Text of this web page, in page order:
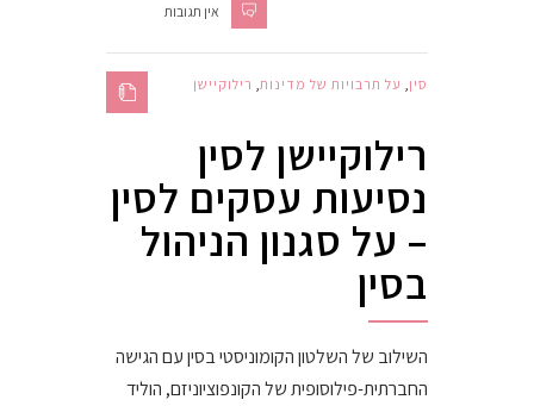
אין תגובות
סין על תרבויות של מדינות רילוקיישן
רילוקיישן לסין
נסיעות עסקים לסין
– על סגנון הניהול
בסין
השילוב של השלטון הקומוניסטי בסין עם הגישה
החברתית-פילוסופית של הקונפוציוניזם, הוליד